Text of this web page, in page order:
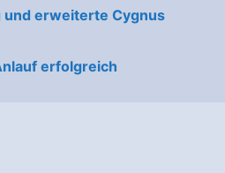
und erweiterte Cygnus
erfolgreich